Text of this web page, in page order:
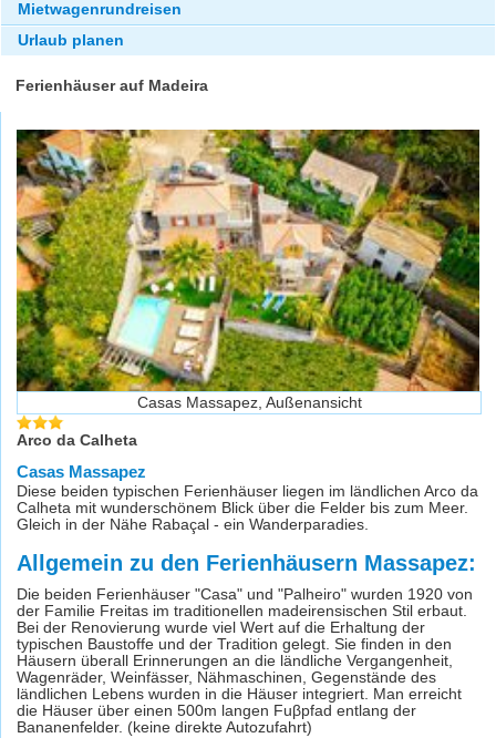
Mietwagenrundreisen
Urlaub planen
Ferienhäuser auf Madeira
Casas Massapez, Außenansicht
Arco da Calheta
Casas Massapez
Diese beiden typischen Ferienhäuser liegen im ländlichen Arco da
Calheta mit wunderschönem Blick über die Felder bis zum Meer.
Gleich in der Nähe Rabaçal - ein Wanderparadies.
Allgemein zu den Ferienhäusern Massapez:
Die beiden Ferienhäuser "Casa" und "Palheiro" wurden 1920 von
der Familie Freitas im traditionellen madeirensischen Stil erbaut.
Bei der Renovierung wurde viel Wert auf die Erhaltung der
typischen Baustoffe und der Tradition gelegt. Sie finden in den
Häusern überall Erinnerungen an die ländliche Vergangenheit,
Wagenräder, Weinfässer, Nähmaschinen, Gegenstände des
ländlichen Lebens wurden in die Häuser integriert. Man erreicht
die Häuser über einen 500m langen Fuβpfad entlang der
Bananenfelder. (keine direkte Autozufahrt)